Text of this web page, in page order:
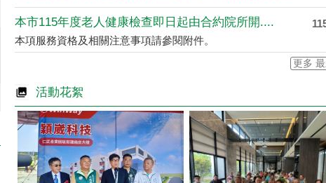
本市115年度老人健康檢查即日起由合約院所開....
本項服務資格及相關注意事項請參閱附件。
更多
活動花絮